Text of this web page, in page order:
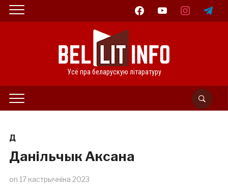
facebookyoutube instagramtelegram
Усё пра беларускую літаратуру
Д
Данільчык Аксана
on 17 кастрычніка 2023